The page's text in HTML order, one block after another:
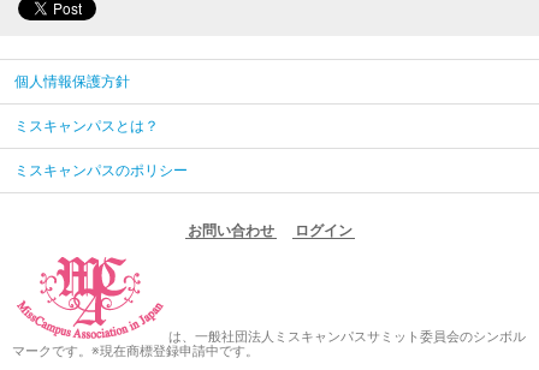
個人情報保護方針
ミスキャンパスとは？
ミスキャンパスのポリシー
お問い合わせ ログイン
は、一般社団法人ミスキャンパスサミット委員会のシンボル
マークです。※現在商標登録申請中です。